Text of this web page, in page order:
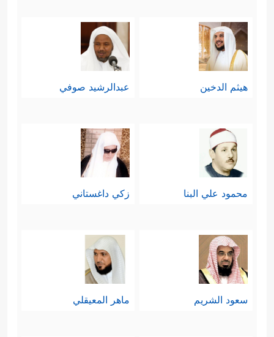
هيثم الدخين عبدالرشيد صوفي
محمود علي البنا زكي داغستاني
سعود الشريم ماهر المعيقلي